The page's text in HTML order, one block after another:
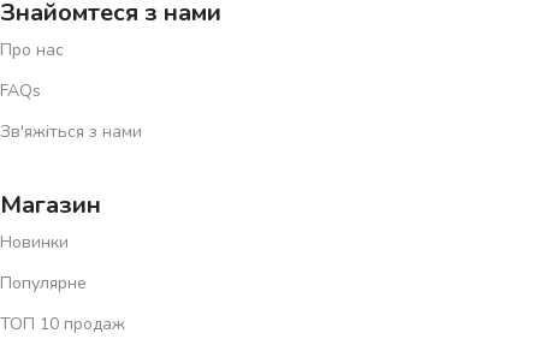
Знайомтеся з нами
Про нас
FAQs
Зв'яжіться з нами
Магазин
Новинки
Популярне
ТОП 10 продаж